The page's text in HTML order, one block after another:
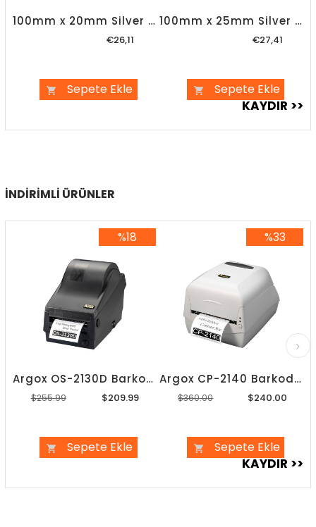
100mm x 20mm Silver Mat Etiket
€26,11
Sepete Ekle
100mm x 25mm Silver Mat Etiket
€27,41
Sepete Ekle
İNDIRIMLI ÜRÜNLER
Argox OS-2130D Barkod Yazıcı
$209.99
$255.99
Sepete Ekle
%18
Argox CP-2140 Barkod Yazıcı
$240.00
$360.00
Sepete Ekle
%33